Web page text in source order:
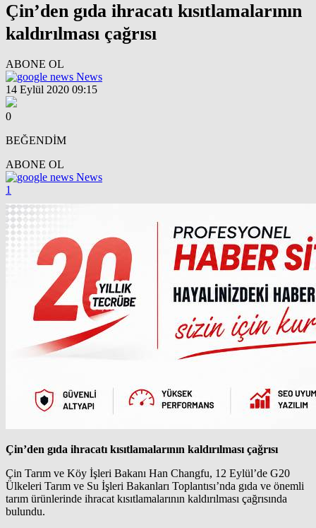
Çin’den gıda ihracatı kısıtlamalarının
kaldırılması çağrısı
ABONE OL
News
14 Eylül 2020 09:15
0
BEĞENDİM
ABONE OL
News
1
Çin’den gıda ihracatı kısıtlamalarının kaldırılması çağrısı
Çin Tarım ve Köy İşleri Bakanı Han Changfu, 12 Eylül’de G20
Ülkeleri Tarım ve Su İşleri Bakanları Toplantısı’nda gıda ve önemli
tarım ürünlerinde ihracat kısıtlamalarının kaldırılması çağrısında
bulundu.